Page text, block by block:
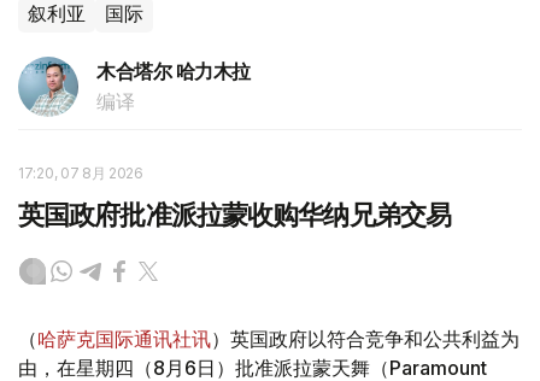
叙利亚 国际
木合塔尔 哈力木拉
编译
17:20, 07 8月 2026
英国政府批准派拉蒙收购华纳兄弟交易
（哈萨克国际通讯社讯）英国政府以符合竞争和公共利益为
由，在星期四（8月6日）批准派拉蒙天舞（Paramount